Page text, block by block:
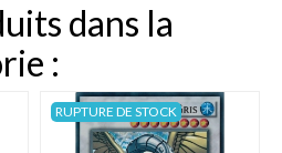
dans la
:
RUPTURE DE STOCK